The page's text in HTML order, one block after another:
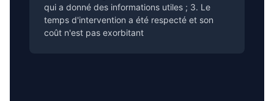
qui a donné des informations utiles ; 3. Le
temps d'intervention a été respecté et son
coût n'est pas exorbitant